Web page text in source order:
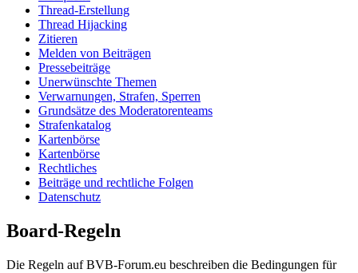
Thread-Erstellung
Thread Hijacking
Zitieren
Melden von Beiträgen
Pressebeiträge
Unerwünschte Themen
Verwarnungen, Strafen, Sperren
Grundsätze des Moderatorenteams
Strafenkatalog
Kartenbörse
Kartenbörse
Rechtliches
Beiträge und rechtliche Folgen
Datenschutz
Board-Regeln
Die Regeln auf BVB-Forum.eu beschreiben die Bedingungen für